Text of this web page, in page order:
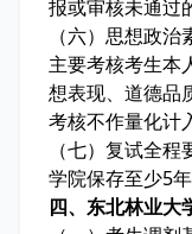
报或审核未通过
（六）思想政
主要考核考生本
想表现、道德品
考核不作量化计
（七）复试全
学院保存至少5年
四、东北林业大